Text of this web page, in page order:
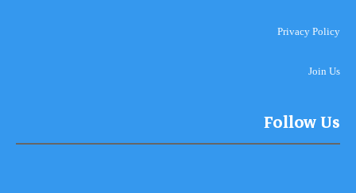
Privacy Policy
Join Us
Follow Us